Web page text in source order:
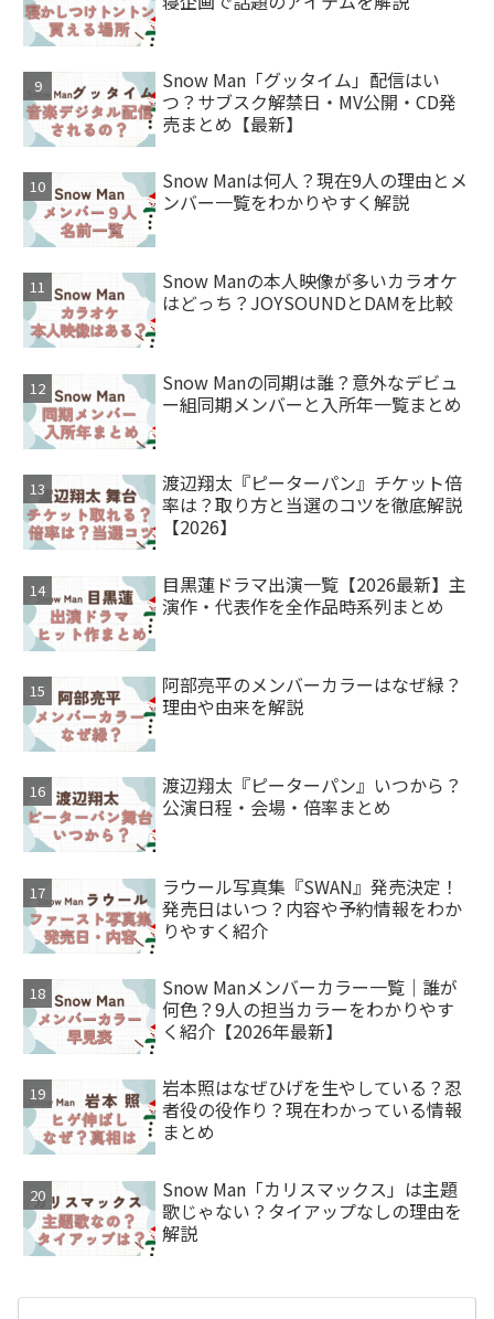
Snow Man「グッタイム」配信はい
つ？サブスク解禁日・MV公開・CD発
売まとめ【最新】
Snow Manは何人？現在9人の理由とメ
ンバー一覧をわかりやすく解説
Snow Manの本人映像が多いカラオケ
はどっち？JOYSOUNDとDAMを比較
Snow Manの同期は誰？意外なデビュ
ー組同期メンバーと入所年一覧まとめ
渡辺翔太『ピーターパン』チケット倍
率は？取り方と当選のコツを徹底解説
【2026】
目黒蓮ドラマ出演一覧【2026最新】主
演作・代表作を全作品時系列まとめ
阿部亮平のメンバーカラーはなぜ緑？
理由や由来を解説
渡辺翔太『ピーターパン』いつから？
公演日程・会場・倍率まとめ
ラウール写真集『SWAN』発売決定！
発売日はいつ？内容や予約情報をわか
りやすく紹介
Snow Manメンバーカラー一覧｜誰が
何色？9人の担当カラーをわかりやす
く紹介【2026年最新】
岩本照はなぜひげを生やしている？忍
者役の役作り？現在わかっている情報
まとめ
Snow Man「カリスマックス」は主題
歌じゃない？タイアップなしの理由を
解説